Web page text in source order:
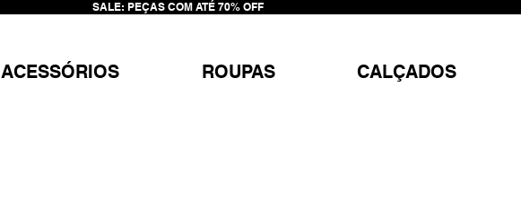
SALE: PEÇAS COM ATÉ 70% OFF
ACESSÓRIOS ROUPAS CALÇADOS